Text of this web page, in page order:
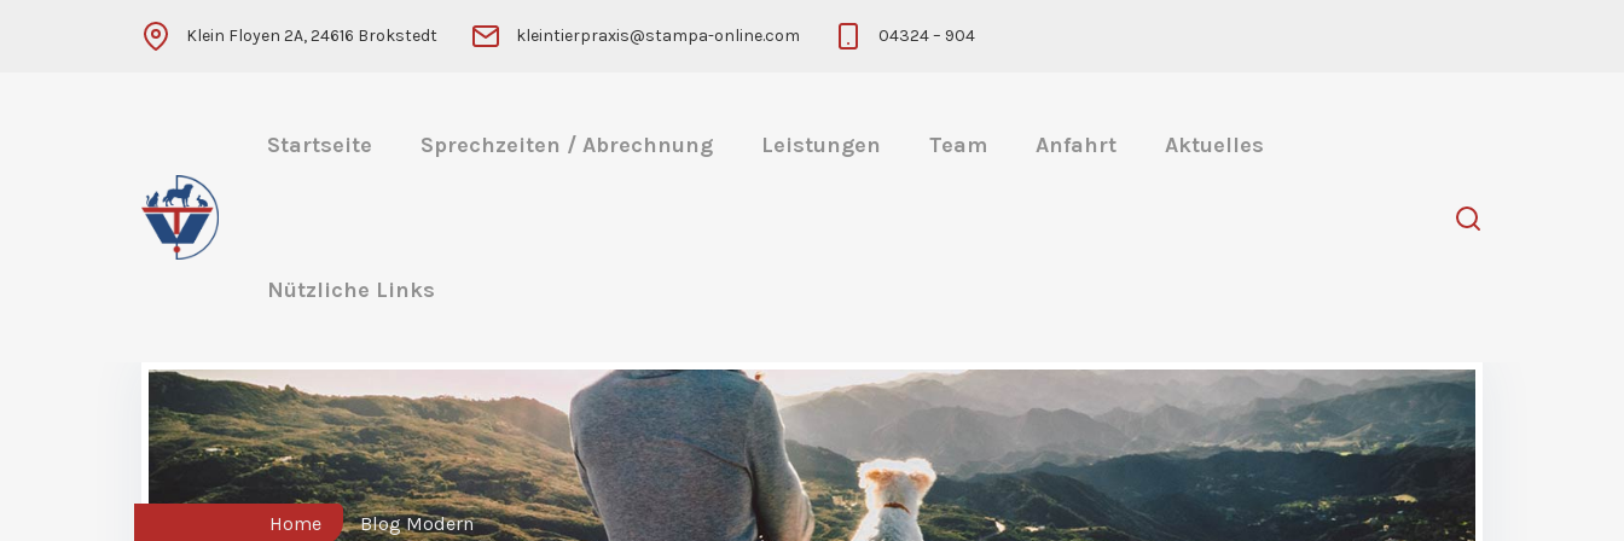
Klein Floyen 2A, 24616 Brokstedt kleintierpraxis@stampa-online.com 04324 – 904
Startseite Sprechzeiten / Abrechnung Leistungen Team Anfahrt Aktuelles
Nützliche Links
Home Blog Modern